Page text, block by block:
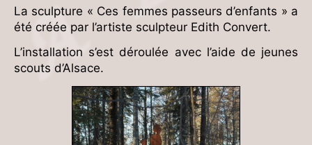
La sculpture « Ces femmes passeurs d’enfants » a
été créée par l’artiste sculpteur Edith Convert.
L’installation s’est déroulée avec l’aide de jeunes
scouts d’Alsace.